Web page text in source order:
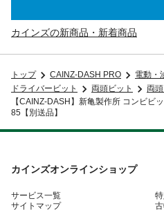
カインズの新商品・新着商品
トップ CAINZ-DASH PRO
電動・
ドライバービット
両頭ビット
両
【CAINZ-DASH】新亀製作所 コンビ
85【別送品】
カインズオンラインショップ
サービス一覧
サイトマップ